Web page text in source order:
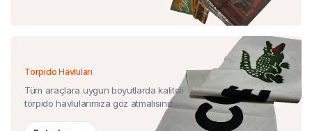
Torpido Havluları
Tüm araçlara uygun boyutlarda kaliteli
torpido havlularımıza göz atmalısınız.